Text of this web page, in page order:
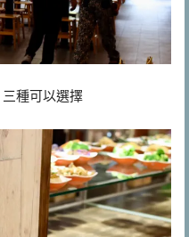
三種可以選擇